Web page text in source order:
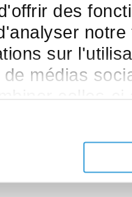
des
sur
médias